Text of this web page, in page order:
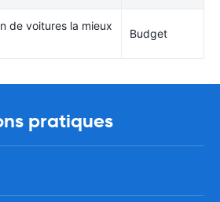
de voitures la mieux
Budget
pratiques